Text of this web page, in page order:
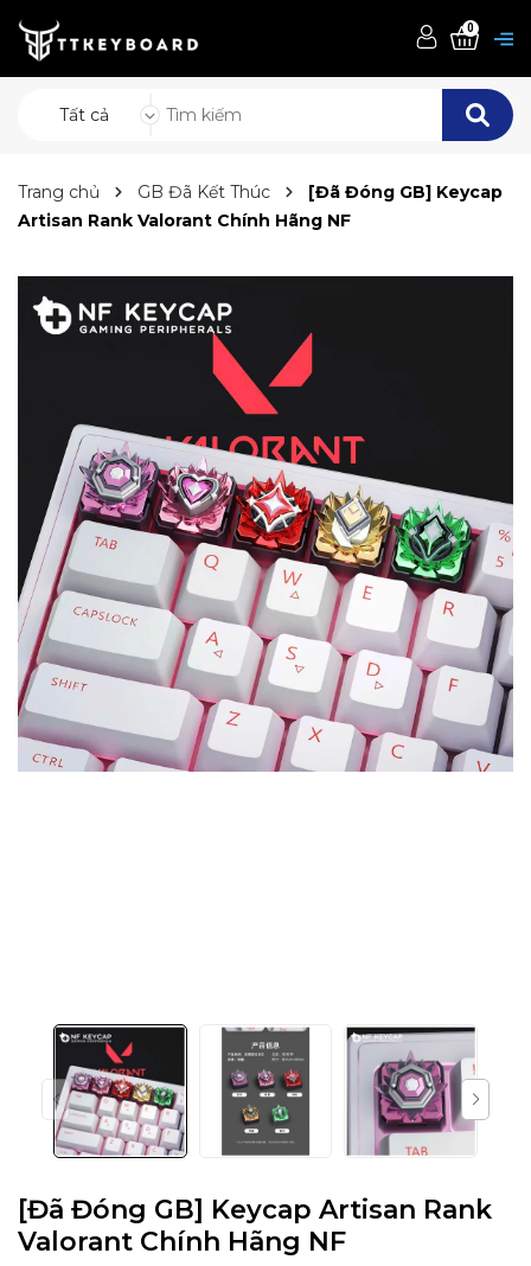
Tất cả
0
Trang chủ GB Đã Kết Thúc
[Đã Đóng GB] Keycap
Artisan Rank Valorant Chính Hãng NF
[Đã Đóng GB] Keycap Artisan Rank
Valorant Chính Hãng NF